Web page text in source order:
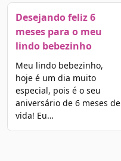
Desejando feliz 6
meses para o meu
lindo bebezinho
Meu lindo bebezinho,
hoje é um dia muito
especial, pois é o seu
aniversário de 6 meses de
vida! Eu…